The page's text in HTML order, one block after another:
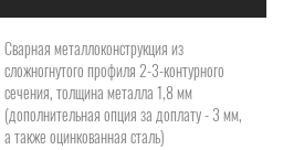
Сварная металлоконструкция из
сложногнутого профиля 2-3-контурного
сечения, толщина металла 1,8 мм
(дополнительная опция за доплату - 3 мм,
а также оцинкованная сталь)